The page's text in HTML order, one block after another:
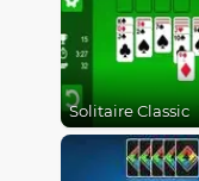
Solitaire Classic